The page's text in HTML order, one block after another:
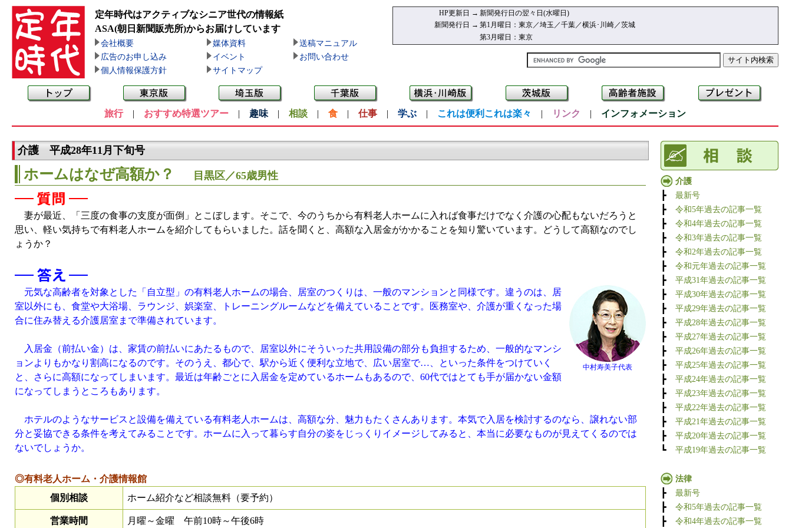
定年時代はアクティブなシニア世代の情報紙
ASA(朝日新聞販売所)からお届けしています
会社概要 媒体資料
送稿マニュアル
広告のお申し込み
イベント
お問い合わせ
個人情報保護方針
サイトマップ
HP更新日 → 新聞発行日の翌々日(水曜日)
新聞発行日 → 第1月曜日：東京／埼玉／千葉／横浜･川崎／茨城
第3月曜日：東京
旅行| おすすめ特選ツアー | 趣味 | 相談 | 食 | 仕事 | 学ぶ | これは便利これは楽々 | リンク | インフォメーション
介護 平成28年11月下旬号
ホームはなぜ高額か？ 目黒区／65歳男性
妻が最近、「三度の食事の支度が面倒」とこぼします。そこで、今のうちから有料老人ホームに入れば食事だけでなく介護の心配もないだろうと
思い、軽い気持ちで有料老人ホームを紹介してもらいました。話を聞くと、高額な入居金がかかることを知り驚いています。どうして高額なのでし
ょうか？
中村寿美子代表
元気な高齢者を対象とした「自立型」の有料老人ホームの場合、居室のつくりは、一般のマンションと同様です。違うのは、居
室以外にも、食堂や大浴場、ラウンジ、娯楽室、トレーニングルームなどを備えていることです。医務室や、介護が重くなった場
合に住み替える介護居室まで準備されています。
入居金（前払い金）は、家賃の前払いにあたるもので、居室以外にそういった共用設備の部分も負担するため、一般的なマンシ
ョンよりもかなり割高になるのです。そのうえ、都心で、駅から近く便利な立地で、広い居室で…、といった条件をつけていく
と、さらに高額になってしまいます。最近は年齢ごとに入居金を定めているホームもあるので、60代ではとても手が届かない金額
になってしまうところもあります。
ホテルのようなサービスと設備を備えている有料老人ホームは、高額な分、魅力もたくさんあります。本気で入居を検討するのなら、譲れない部
分と妥協できる条件を考えてみることです。ホームに入って暮らす自分の姿をじっくりイメージしてみると、本当に必要なものが見えてくるのでは
ないでしょうか。
◎有料老人ホーム・介護情報館
個別相談
ホーム紹介など相談無料（要予約）
営業時間 月曜～金曜 午前10時～午後6時
介護
┣ 最新号
┣ 令和5年過去の記事一覧
┣ 令和4年過去の記事一覧
┣ 令和3年過去の記事一覧
┣ 令和2年過去の記事一覧
┣ 令和元年過去の記事一覧
┣ 平成31年過去の記事一覧
┣ 平成30年過去の記事一覧
┣ 平成29年過去の記事一覧
┣ 平成28年過去の記事一覧
┣ 平成27年過去の記事一覧
┣ 平成26年過去の記事一覧
┣ 平成25年過去の記事一覧
┣ 平成24年過去の記事一覧
┣ 平成23年過去の記事一覧
┣ 平成22年過去の記事一覧
┣ 平成21年過去の記事一覧
┣ 平成20年過去の記事一覧
┗ 平成19年過去の記事一覧
法律
┣ 最新号
┣ 令和5年過去の記事一覧
┣ 令和4年過去の記事一覧